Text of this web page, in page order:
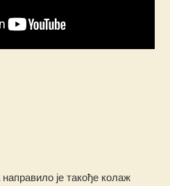
је такође колаж